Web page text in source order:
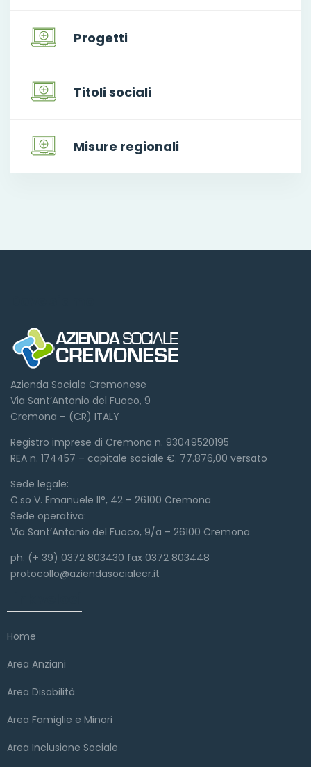
Progetti
Titoli sociali
Misure regionali
Azienda Sociale Cremonese
Via Sant’Antonio del Fuoco, 9
Cremona – (CR) ITALY
Registro imprese di Cremona n. 93049520195
REA n. 174457 – capitale sociale €. 77.876,00 versato
Sede legale:
C.so V. Emanuele II°, 42 – 26100 Cremona
Sede operativa:
Via Sant’Antonio del Fuoco, 9/a – 26100 Cremona
ph. (+ 39) 0372 803430 fax 0372 803448
protocollo@aziendasocialecr.it
Home
Area Anziani
Area Disabilità
Area Famiglie e Minori
Area Inclusione Sociale